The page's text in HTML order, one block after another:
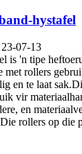
hystafel
07-13
is 'n tipe
met rollers
en te laat
vir
en
rollers op die